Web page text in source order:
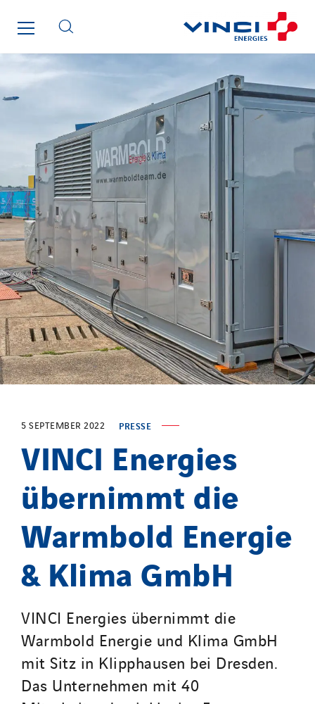
5 SEPTEMBER 2022 PRESSE
VINCI Energies
übernimmt die
Warmbold Energie
& Klima GmbH
VINCI Energies übernimmt die
Warmbold Energie und Klima GmbH
mit Sitz in Klipphausen bei Dresden.
Das Unternehmen mit 40
Santerne Alsace
Santerne Aquitaine
Santerne Champagne Ardenne
Santerne Fluides
Santerne IDF
Santerne Marseille
Santerne Tertiaire et Santé
Sarrasola
Schoro Electricité
Schuh Bodentechnik
SCIE Puy de Dome
SDEL Atlantis
SDEL Grand Ouest
SDEL Navis
SDEL Rouergue
SDEL Savoie Léman
SDEL Transport
Sedam
SEDD
Service One Alliance
Seves
SKE-International
Smart Building Energies
Socalec
Sotécnica
SparkEx® Funkenlöschanlagen
STE Armor
Strasser